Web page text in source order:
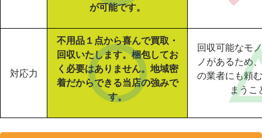
が可能です。
対応力
不用品１点から喜んで買取・
回収いたします。梱包してお
く必要はありません。地域密
着だからできる当店の強みで
す。
回収可能なモ
ノがあるため
の業者にも頼
まうこ